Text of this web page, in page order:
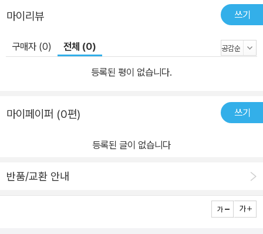
마이리뷰 쓰기
구매자 (0) 전체 (0)
등록된 평이 없습니다.
마이페이퍼 (0편) 쓰기
등록된 글이 없습니다
반품/교환 안내